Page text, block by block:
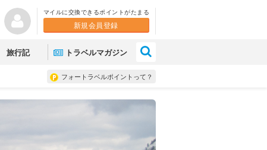
マイルに交換できるポイントがたまる
新規会員登録
旅行記 トラベルマガジン
フォートラベルポイントって？